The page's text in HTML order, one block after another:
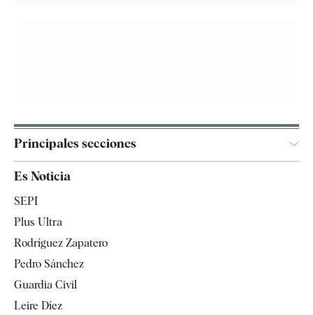
Principales secciones
España
Televisión
Es Noticia
SEPI
Plus Ultra
Rodríguez Zapatero
Pedro Sánchez
Guardia Civil
Leire Díez